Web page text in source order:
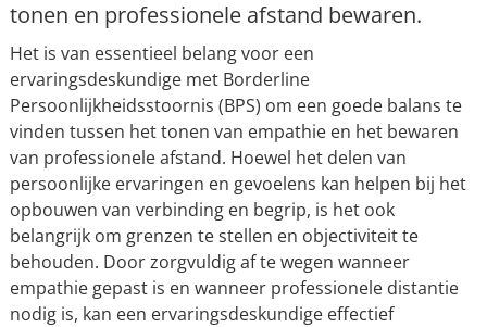
tonen en professionele afstand bewaren.
Het is van essentieel belang voor een
ervaringsdeskundige met Borderline
Persoonlijkheidsstoornis (BPS) om een goede balans te
vinden tussen het tonen van empathie en het bewaren
van professionele afstand. Hoewel het delen van
persoonlijke ervaringen en gevoelens kan helpen bij het
opbouwen van verbinding en begrip, is het ook
belangrijk om grenzen te stellen en objectiviteit te
behouden. Door zorgvuldig af te wegen wanneer
empathie gepast is en wanneer professionele distantie
nodig is, kan een ervaringsdeskundige effectief